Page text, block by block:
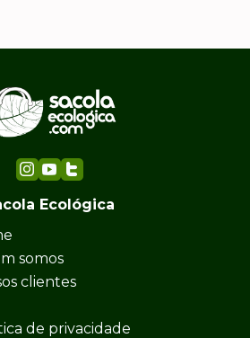
Ecológica
somos
clientes
de privacidade